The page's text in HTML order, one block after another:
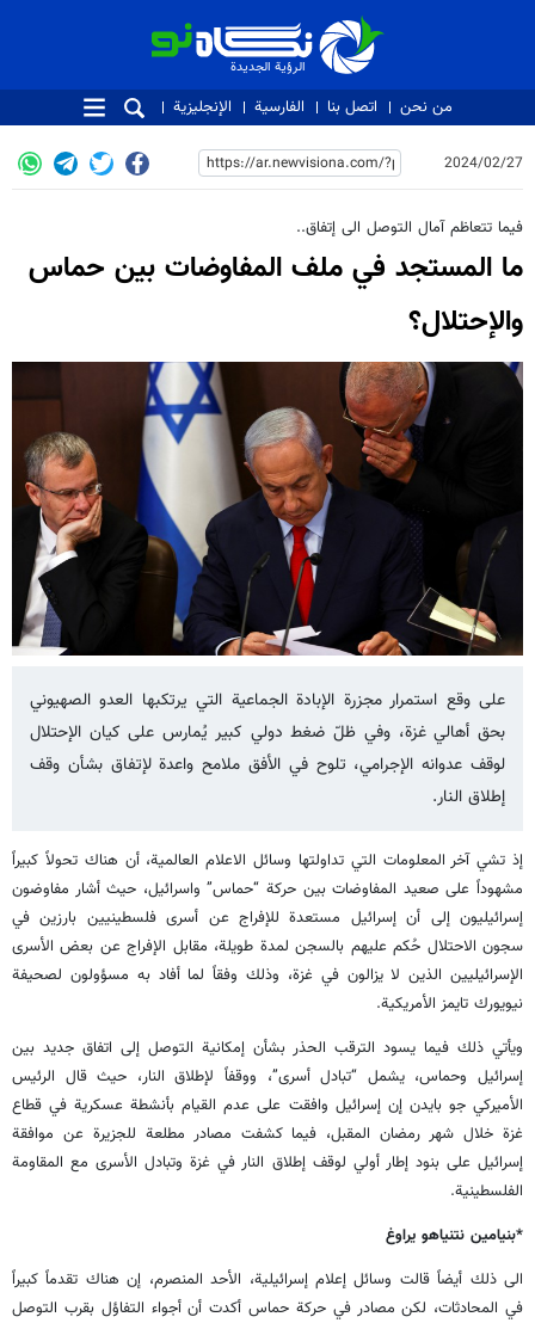
الرؤية الجديدة
الرؤية الجديدة
من نحن اتصل بنا الفارسية الإنجليزية
2024/02/27
فيما تتعاظم آمال التوصل الى إتفاق..
ما المستجد في ملف المفاوضات بين حماس
والإحتلال؟
على وقع استمرار مجزرة الإبادة الجماعية التي يرتكبها العدو الصهيوني
بحق أهالي غزة، وفي ظلّ ضغط دولي كبير يُمارس على كيان الإحتلال
لوقف عدوانه الإجرامي، تلوح في الأفق ملامح واعدة لإتفاق بشأن وقف
إطلاق النار.
إذ تشي آخر المعلومات التي تداولتها وسائل الاعلام العالمية، أن هناك تحولاً كبيراً
مشهوداً على صعيد المفاوضات بين حركة “حماس” واسرائيل، حيث أشار مفاوضون
إسرائيليون إلى أن إسرائيل مستعدة للإفراج عن أسرى فلسطينيين بارزين في
سجون الاحتلال حُكم عليهم بالسجن لمدة طويلة، مقابل الإفراج عن بعض الأسرى
الإسرائيليين الذين لا يزالون في غزة، وذلك وفقاً لما أفاد به مسؤولون لصحيفة
نيويورك تايمز الأمريكية.
ويأتي ذلك فيما يسود الترقب الحذر بشأن إمكانية التوصل إلى اتفاق جديد بين
إسرائيل وحماس، يشمل “تبادل أسرى”، ووقفاً لإطلاق النار، حيث قال الرئيس
الأميركي جو بايدن إن إسرائيل وافقت على عدم القيام بأنشطة عسكرية في قطاع
غزة خلال شهر رمضان المقبل، فيما كشفت مصادر مطلعة للجزيرة عن موافقة
إسرائيل على بنود إطار أولي لوقف إطلاق النار في غزة وتبادل الأسرى مع المقاومة
الفلسطينية.
*بنيامين نتنياهو يراوغ
الى ذلك أيضاً قالت وسائل إعلام إسرائيلية، الأحد المنصرم، إن هناك تقدماً كبيراً
في المحادثات، لكن مصادر في حركة حماس أكدت أن أجواء التفاؤل بقرب التوصل